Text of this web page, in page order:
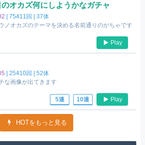
オカズ何にしようかなガチャ
|75411回 |37体
ノオカズのテーマを決める名前通りのがちゃです
Play
|25410回 |52体
な画像が出てきます
5連 10連 Play
HOTをもっと見る